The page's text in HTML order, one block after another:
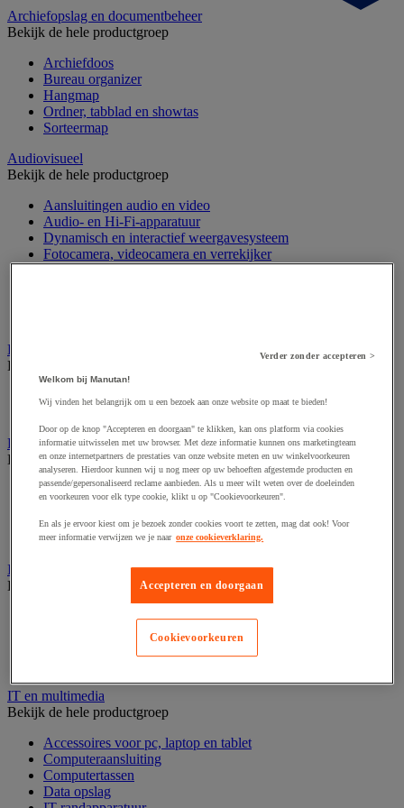
Archiefopslag en documentbeheer
Bekijk de hele productgroep
Archiefdoos
Bureau organizer
Hangmap
Ordner, tabblad en showtas
Sorteermap
Audiovisueel
Bekijk de hele productgroep
Aansluitingen audio en video
Audio- en Hi-Fi-apparatuur
Dynamisch en interactief weergavesysteem
Fotocamera, videocamera en verrekijker
Professionele audio en geluidsopname
Bewegwijzering en aanduidingsborden
Bekijk de hele productgroep
Deurnaambord
Folderrek en -houder
Bekijk de hele productgroep
Folderrek
Mobiel folderrek
Tafel folderstandaard
Wandfolderhouder
Inname en beheer van geld
Bekijk de hele productgroep
Barcode scanner en accessoires
Biljettenteller/sorteerder en valsgelddetector
IT en multimedia
Bekijk de hele productgroep
Accessoires voor pc, laptop en tablet
Computeraansluiting
Computertassen
Data opslag
Verder zonder accepteren >
Welkom bij Manutan!
Wij vinden het belangrijk om u een bezoek aan onze website op maat te bieden!
Door op de knop "Accepteren en doorgaan" te klikken, kan ons platform via cookies
informatie uitwisselen met uw browser. Met deze informatie kunnen ons marketingteam
en onze internetpartners de prestaties van onze website meten en uw winkelvoorkeuren
analyseren. Hierdoor kunnen wij u nog meer op uw behoeften afgestemde producten en
passende/gepersonaliseerd reclame aanbieden. Als u meer wilt weten over de doeleinden
en voorkeuren voor elk type cookie, klikt u op "Cookievoorkeuren".
En als je ervoor kiest om je bezoek zonder cookies voort te zetten, mag dat ook! Voor
meer informatie verwijzen we je naar onze cookieverklaring.
Accepteren en doorgaan
Cookievoorkeuren